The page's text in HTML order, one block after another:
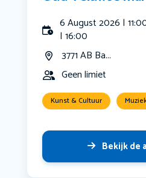
6 August 2026 |
| 16:00
3771 AB Ba...
Geen limiet
Kunst & Cultuur
Bekijk